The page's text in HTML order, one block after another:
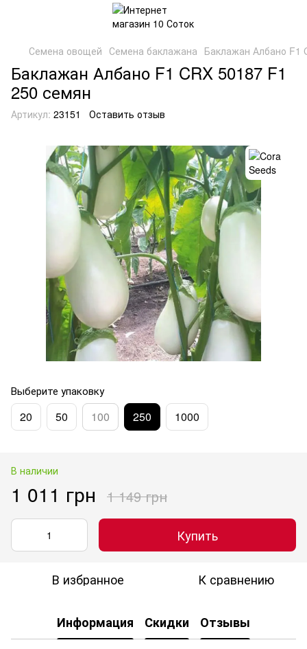
Семена овощей Семена баклажана Баклажан Албано F1
Баклажан Албано F1 CRX 50187 F1
250 семян
Артикул: 23151 Оставить отзыв
Выберите упаковку
20 50 100 250 1000
В наличии
1 011 грн 1 149 грн
Купить
В избранное К сравнению
Информация Скидки Отзывы